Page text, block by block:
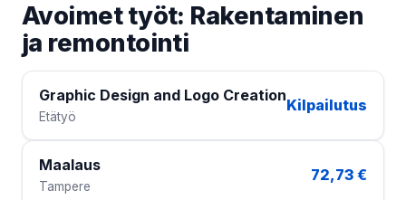
Avoimet työt: Rakentaminen
ja remontointi
Graphic Design and Logo Creation
Etätyö
Kilpailutus
Maalaus
Tampere
72,73 €